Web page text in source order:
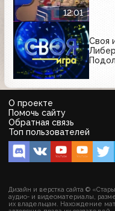
12:01
Своя
О проекте
Помочь сайту
Обратная связь
Топ пользователей
Дизайн и верстка сайта ©
аудио- и видеоматериалы,
их владельцам. Нахождение